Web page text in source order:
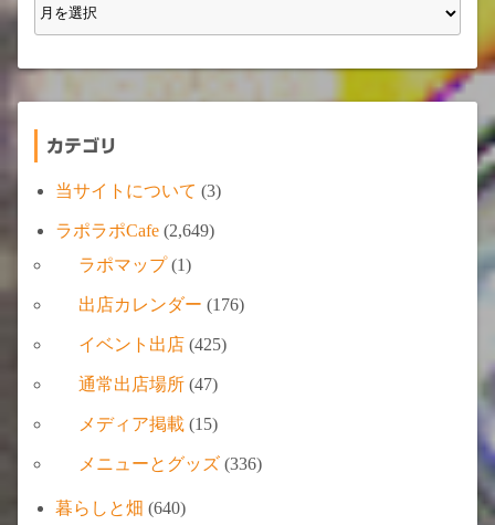
カテゴリ
当サイトについて (3)
ラポラポCafe (2,649)
ラポマップ(1)
出店カレンダー (176)
イベント出店 (425)
通常出店場所 (47)
メディア掲載 (15)
メニューとグッズ (336)
暮らしと畑 (640)